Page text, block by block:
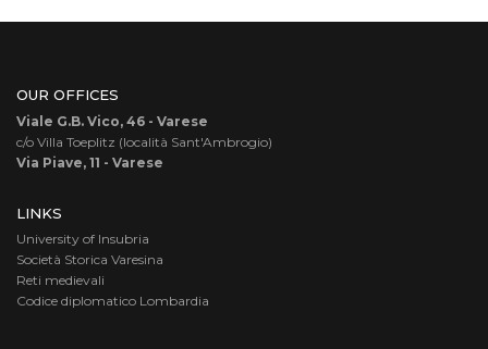
OUR OFFICES
Viale G.B. Vico, 46 - Varese
c/o Villa Toeplitz (località Sant'Ambrogio)
Via Piave, 11 - Varese
LINKS
University of Insubria
Società Storica Varesina
Reti medievali
Codice diplomatico Lombardia